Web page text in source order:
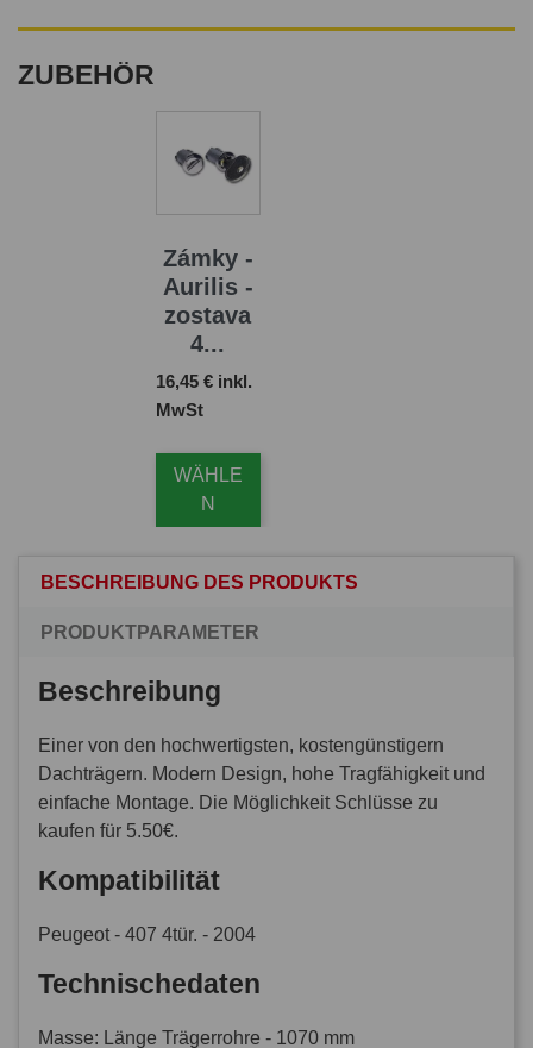
ZUBEHÖR
Zámky -
Aurilis -
zostava
4...
Preis
16,45 € inkl.
MwSt
WÄHLE
N
BESCHREIBUNG DES PRODUKTS
PRODUKTPARAMETER
Beschreibung
Einer von den hochwertigsten, kostengünstigern
Dachträgern. Modern Design, hohe Tragfähigkeit und
einfache Montage. Die Möglichkeit Schlüsse zu
kaufen für 5.50€.
Kompatibilität
Peugeot - 407 4tür. - 2004
Technischedaten
Masse: Länge Trägerrohre - 1070 mm